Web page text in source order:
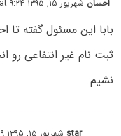
احسان شهریور ۱۵, ۱۳۹۵ at ۹:۲۴ ق٫ظ
بابا این مسئول گفته تا
ثبت نام غیر انتفاعی رو
نشیم